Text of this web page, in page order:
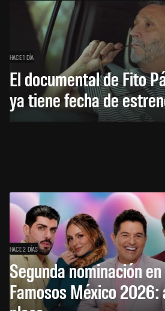
HACE 1 DÍA
El documental de Fito
ya tiene fecha de
HACE 2 DÍAS
Segunda nominación
Famosos México 2026: